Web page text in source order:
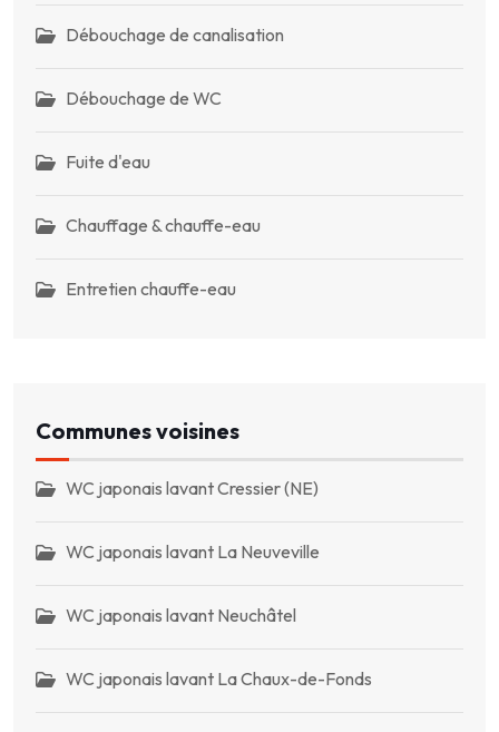
Débouchage de canalisation
Débouchage de WC
Fuite d'eau
Chauffage & chauffe-eau
Entretien chauffe-eau
Communes voisines
WC japonais lavant Cressier (NE)
WC japonais lavant La Neuveville
WC japonais lavant Neuchâtel
WC japonais lavant La Chaux-de-Fonds